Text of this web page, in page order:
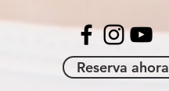
Reserva ahora